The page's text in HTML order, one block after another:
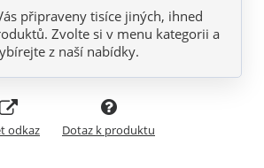
připraveny tisíce jiných, ihned
Zvolte si v menu kategorii a
z naší nabídky.
odkaz Dotaz k produktu